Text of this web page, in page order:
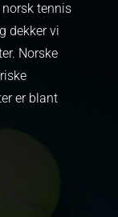
tennis
dekker vi
Norske
er blant